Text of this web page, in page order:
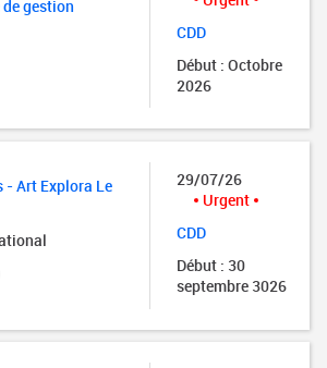
gestion
CDD
Début : Octobre
2026
- Art Explora Le
29/07/26
Urgent
CDD
Début : 30
septembre 3026